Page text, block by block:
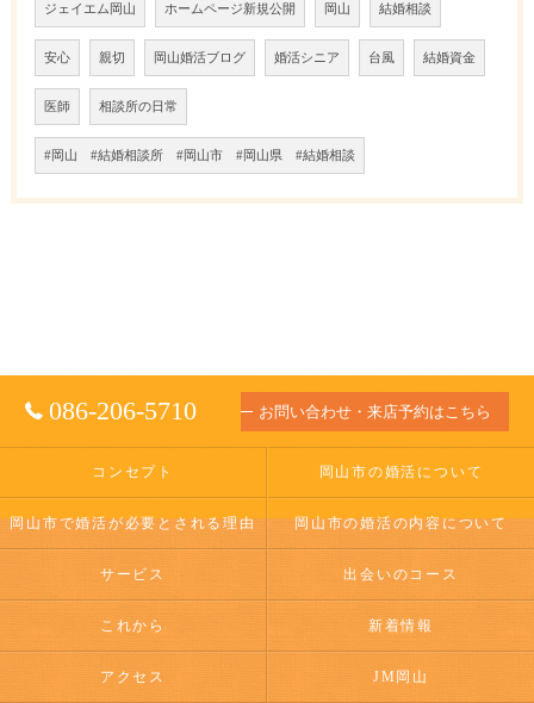
ジェイエム岡山 ホームページ新規公開 岡山 結婚相談
安心 親切 岡山婚活ブログ 婚活シニア 台風 結婚資金
医師 相談所の日常
#岡山 #結婚相談所 #岡山市 #岡山県 #結婚相談
086-206-5710 お問い合わせ・来店予約はこちら
コンセプト 岡山市の婚活について
岡山市で婚活が必要とされる理由 岡山市の婚活の内容について
サービス 出会いのコース
これから 新着情報
アクセス JM岡山